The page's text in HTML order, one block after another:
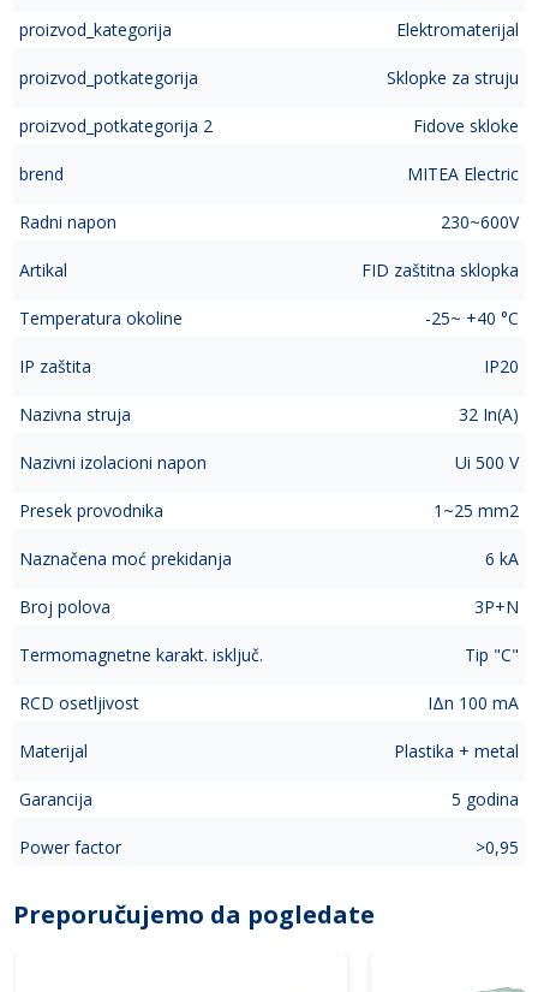
proizvod_kategorija Elektromaterijal
proizvod_potkategorija Sklopke za struju
proizvod_potkategorija 2 Fidove skloke
brend MITEA Electric
Radni napon 230~600V
Artikal FID zaštitna sklopka
Temperatura okoline -25~ +40 °C
IP zaštita IP20
Nazivna struja 32 In(A)
Nazivni izolacioni napon Ui 500 V
Presek provodnika 1~25 mm2
Naznačena moć prekidanja 6 kA
Broj polova 3P+N
Termomagnetne karakt. isključ. Tip "C"
RCD osetljivost IΔn 100 mA
Materijal Plastika + metal
Garancija 5 godina
Power factor >0,95
Preporučujemo da pogledate